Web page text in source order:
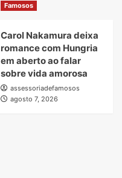
Famosos
Carol Nakamura deixa
romance com Hungria
em aberto ao falar
sobre vida amorosa
assessoriadefamosos
agosto 7, 2026